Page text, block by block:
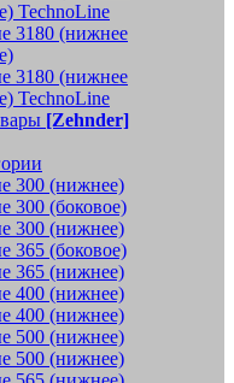
TechnoLine
3180 (нижнее
3180 (нижнее
TechnoLine
[Zehnder]
300 (нижнее)
300 (боковое)
300 (нижнее)
365 (боковое)
365 (нижнее)
400 (нижнее)
400 (нижнее)
500 (нижнее)
500 (нижнее)